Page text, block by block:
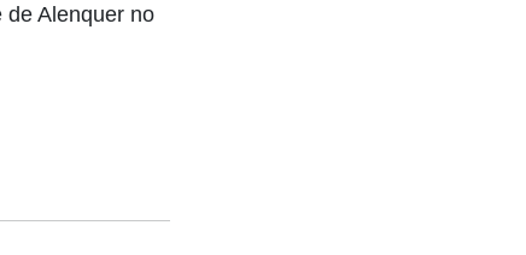
de Alenquer no